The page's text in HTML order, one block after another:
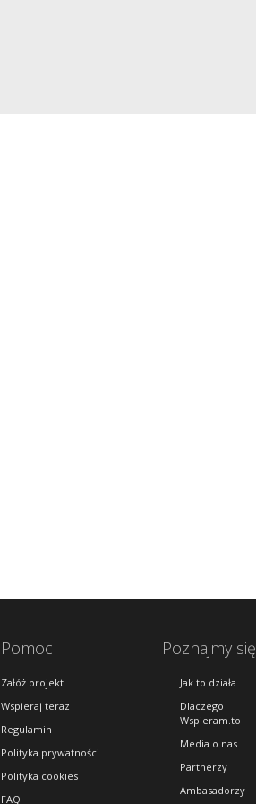
Pomoc
Załóż projekt
Wspieraj teraz
Regulamin
Polityka prywatności
Polityka cookies
FAQ
Poznajmy się
Jak to działa
Dlaczego
Wspieram.to
Media o nas
Partnerzy
Ambasadorzy